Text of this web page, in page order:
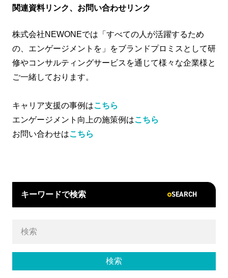
関連資料リンク、お問い合わせリンク
株式会社NEWONEでは「すべての人が活躍するため
の、エンゲージメントを」をブランドプロミスとして研
修やコンサルティングサービスを通じて様々な企業様と
ご一緒しております。
キャリア支援の事例はこちら
エンゲージメント向上の施策例はこちら
お問い合わせはこちら
キーワードで検索 SEARCH